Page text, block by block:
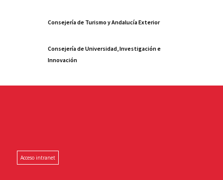
Consejería de Turismo y Andalucía Exterior
Consejería de Universidad, Investigación e
Innovación
Acceso intranet